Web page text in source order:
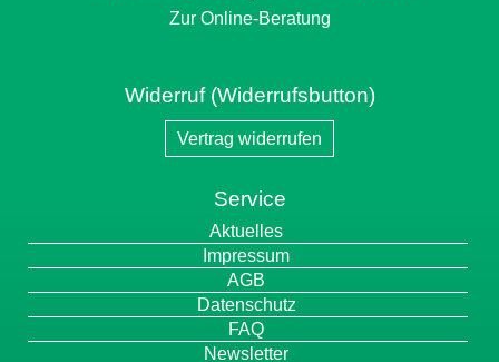
Zur Online-Beratung
Widerruf (Widerrufsbutton)
Vertrag widerrufen
Service
Navigation
überspringen
Aktuelles
Impressum
AGB
Datenschutz
FAQ
Newsletter